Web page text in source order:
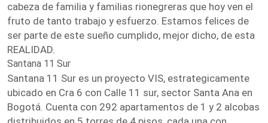
cabeza de familia y familias rionegreras que hoy ven el
fruto de tanto trabajo y esfuerzo. Estamos felices de
ser parte de este sueño cumplido, mejor dicho, de esta
REALIDAD.
Santana 11 Sur
Santana 11 Sur es un proyecto VIS, estrategicamente
ubicado en Cra 6 con Calle 11 sur, sector Santa Ana en
Bogotá. Cuenta con 292 apartamentos de 1 y 2 alcobas